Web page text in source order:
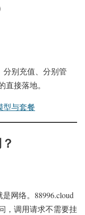
分别充值、分别管
接落地。
型与套餐
网络。88996.cloud
，调用请求不需要挂